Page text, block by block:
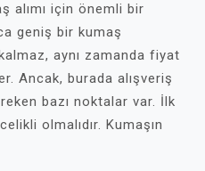
alımı için önemli bir
geniş bir kumaş
aynı zamanda fiyat
Ancak, burada alışveriş
bazı noktalar var. İlk
olmalıdır. Kumaşın